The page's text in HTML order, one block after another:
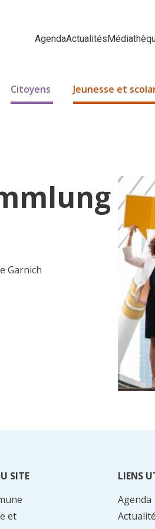
AgendaActualités
Citoyens Jeunesse et
Garnich
SITE
et
LIENS
Agenda